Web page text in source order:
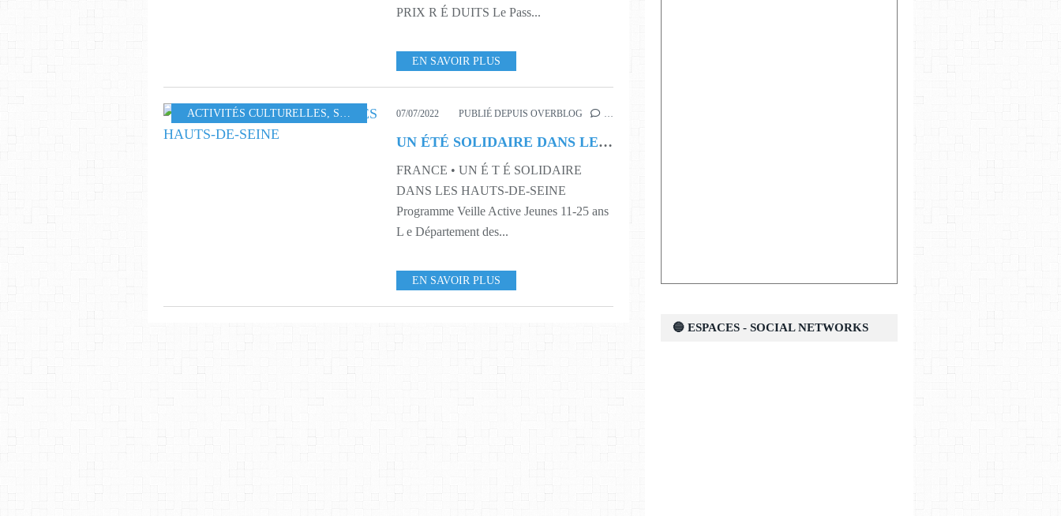
PRIX R É DUITS Le Pass...
EN SAVOIR PLUS
ACTIVITÉS CULTURELLES, SPORTIVES ,SPECTACLES,S27
07/07/2022 PUBLIÉ DEPUIS OVERBLOG …
UN ÉTÉ SOLIDAIRE DANS LES HAUTS-DE-SEINE
FRANCE • UN É T É SOLIDAIRE
DANS LES HAUTS-DE-SEINE
Programme Veille Active Jeunes 11-25 ans
L e Département des...
EN SAVOIR PLUS
🔵 ESPACES - SOCIAL NETWORKS